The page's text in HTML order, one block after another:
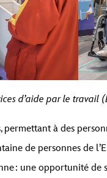
d’aide par le travail
à des
de personnes de
: une opportunité